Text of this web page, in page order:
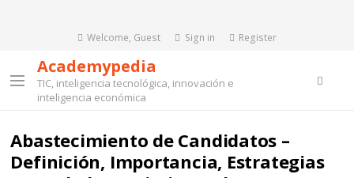
Welcome, Guest Sign in Register
Menu
Academypedia
TIC, inteligencia tecnológica, innovación e
inteligencia económica
Abastecimiento de Candidatos –
Definición, Importancia, Estrategias